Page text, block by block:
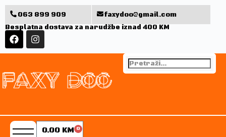
063 899 909
faxydoo@gmail.com
Besplatna dostava za narudžbe iznad 400 KM
0.00 KM 0